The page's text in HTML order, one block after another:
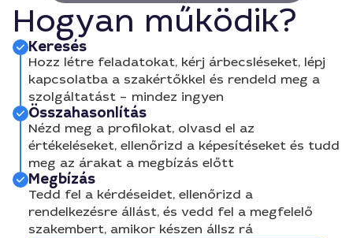
Hogyan működik?
Keresés
Hozz létre feladatokat, kérj árbecsléseket, lépj
kapcsolatba a szakértőkkel és rendeld meg a
szolgáltatást – mindez ingyen
Összahasonlítás
Nézd meg a profilokat, olvasd el az
értékeléseket, ellenőrizd a képesítéseket és tudd
meg az árakat a megbízás előtt
Megbízás
Tedd fel a kérdéseidet, ellenőrizd a
rendelkezésre állást, és vedd fel a megfelelő
szakembert, amikor készen állsz rá